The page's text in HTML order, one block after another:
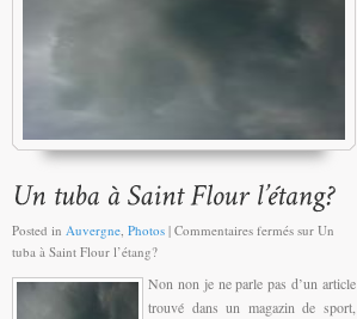
Posted in Auvergne Photos | Commentaires fermés sur Un
tuba à Saint Flour l’étang?
Non non je ne parle pas d’un article
trouvé dans un magazin de sport,